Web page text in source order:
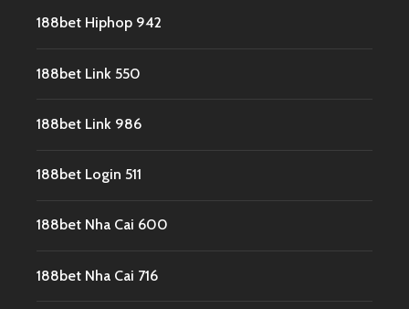
188bet Hiphop 942
188bet Link 550
188bet Link 986
188bet Login 511
188bet Nha Cai 600
188bet Nha Cai 716